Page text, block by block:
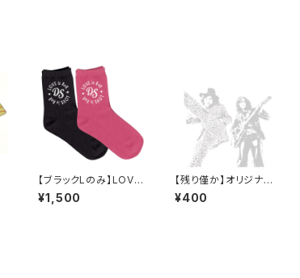
【ブラックLのみ】LOVE
IS R&R ソックス
¥1,500
【残り僅か】オリジナル
ふせん（30枚綴り）
¥400